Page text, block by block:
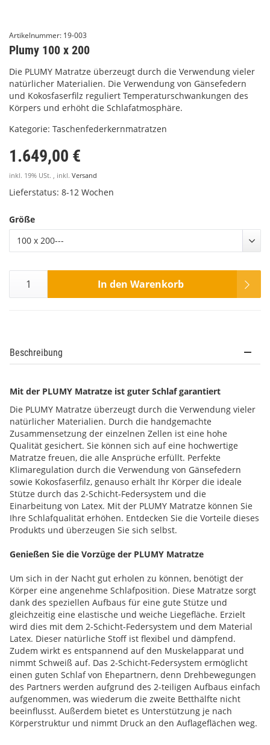
Artikelnummer: 19-003
Plumy 100 x 200
Die PLUMY Matratze überzeugt durch die Verwendung vieler
natürlicher Materialien. Die Verwendung von Gänsefedern
und Kokosfaserfilz reguliert Temperaturschwankungen des
Körpers und erhöht die Schlafatmosphäre.
Kategorie: Taschenfederkernmatratzen
1.649,00 €
inkl. 19% USt. , inkl. Versand
Lieferstatus: 8-12 Wochen
Größe
100 x 200---
In den Warenkorb
Beschreibung
Mit der PLUMY Matratze ist guter Schlaf garantiert
Die PLUMY Matratze überzeugt durch die Verwendung vieler
natürlicher Materialien. Durch die handgemachte
Zusammensetzung der einzelnen Zellen ist eine hohe
Qualität gesichert. Sie können sich auf eine hochwertige
Matratze freuen, die alle Ansprüche erfüllt. Perfekte
Klimaregulation durch die Verwendung von Gänsefedern
sowie Kokosfaserfilz, genauso erhält Ihr Körper die ideale
Stütze durch das 2-Schicht-Federsystem und die
Einarbeitung von Latex. Mit der PLUMY Matratze können Sie
Ihre Schlafqualität erhöhen. Entdecken Sie die Vorteile dieses
Produkts und überzeugen Sie sich selbst.
Genießen Sie die Vorzüge der PLUMY Matratze
Um sich in der Nacht gut erholen zu können, benötigt der
Körper eine angenehme Schlafposition. Diese Matratze sorgt
dank des speziellen Aufbaus für eine gute Stütze und
gleichzeitig eine elastische und weiche Liegefläche. Erzielt
wird dies mit dem 2-Schicht-Federsystem und dem Material
Latex. Dieser natürliche Stoff ist flexibel und dämpfend.
Zudem wirkt es entspannend auf den Muskelapparat und
nimmt Schweiß auf. Das 2-Schicht-Federsystem ermöglicht
einen guten Schlaf von Ehepartnern, denn Drehbewegungen
des Partners werden aufgrund des 2-teiligen Aufbaus einfach
aufgenommen, was wiederum die zweite Betthälfte nicht
beeinflusst. Außerdem bietet es Unterstützung je nach
Körperstruktur und nimmt Druck an den Auflageflächen weg.